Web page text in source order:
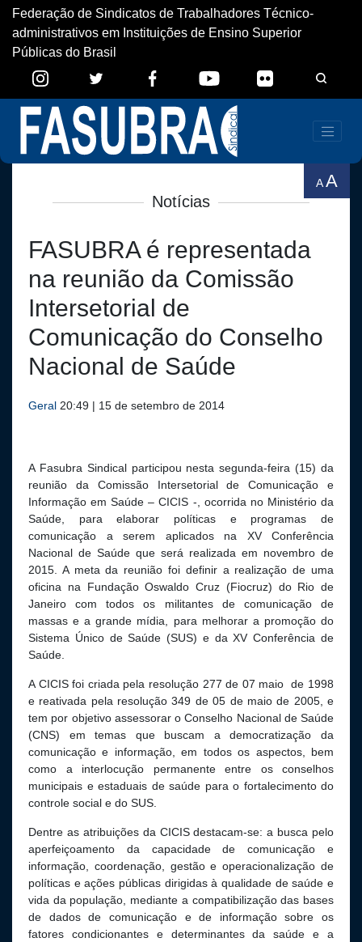
Federação de Sindicatos de Trabalhadores Técnico-
administrativos em Instituições de Ensino Superior
Públicas do Brasil
AA
Notícias
FASUBRA é representada
na reunião da Comissão
Intersetorial de
Comunicação do Conselho
Nacional de Saúde
Geral 20:49 | 15 de setembro de 2014
A Fasubra Sindical participou nesta segunda-feira (15) da
reunião da Comissão Intersetorial de Comunicação e
Informação em Saúde – CICIS -, ocorrida no Ministério da
Saúde, para elaborar políticas e programas de
comunicação a serem aplicados na XV Conferência
Nacional de Saúde que será realizada em novembro de
2015. A meta da reunião foi definir a realização de uma
oficina na Fundação Oswaldo Cruz (Fiocruz) do Rio de
Janeiro com todos os militantes de comunicação de
massas e a grande mídia, para melhorar a promoção do
Sistema Único de Saúde (SUS) e da XV Conferência de
Saúde.
A CICIS foi criada pela resolução 277 de 07 maio de 1998
e reativada pela resolução 349 de 05 de maio de 2005, e
tem por objetivo assessorar o Conselho Nacional de Saúde
(CNS) em temas que buscam a democratização da
comunicação e informação, em todos os aspectos, bem
como a interlocução permanente entre os conselhos
municipais e estaduais de saúde para o fortalecimento do
controle social e do SUS.
Dentre as atribuições da CICIS destacam-se: a busca pelo
aperfeiçoamento da capacidade de comunicação e
informação, coordenação, gestão e operacionalização de
políticas e ações públicas dirigidas à qualidade de saúde e
vida da população, mediante a compatibilização das bases
de dados de comunicação e de informação sobre os
fatores condicionantes e determinantes da saúde e a